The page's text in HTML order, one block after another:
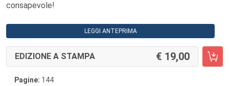
consapevole!
LEGGI ANTEPRIMA
EDIZIONE A STAMPA 19,00
Pagine: 144